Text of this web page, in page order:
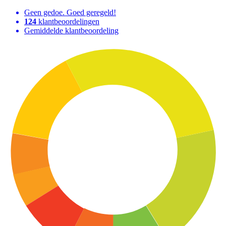
Geen gedoe. Goed geregeld!
124 klantbeoordelingen
Gemiddelde klantbeoordeling